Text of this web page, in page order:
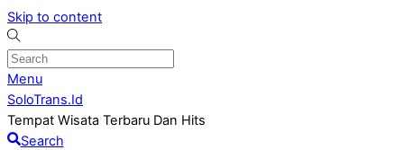
Skip to content
Menu
SoloTrans.Id
Tempat Wisata Terbaru Dan Hits
Search